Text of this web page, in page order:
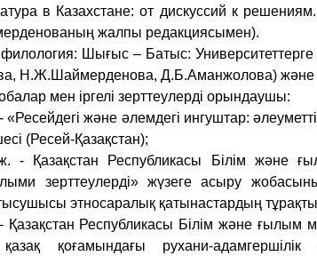
в Казахстане: от дискуссий к
жалпы редакциясымен).
Шығыс – Батыс:
Н.Ж.Шаймерденова, Д.Б.Аманжолова) және
мен іргелі зерттеулерді орындаушы:
және әлемдегі ингуштар:
(Ресей-Қазақстан);
Қазақстан Республикасы Білім және
зерттеулерді» жүзеге асыру
этносаралық қатынастардың тұрақты
Республикасы Білім және ғылым
қазақ қоғамындағы рухани-